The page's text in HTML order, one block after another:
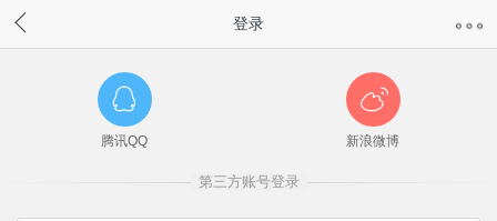
登录
腾讯QQ 新浪微博
第三方账号登录